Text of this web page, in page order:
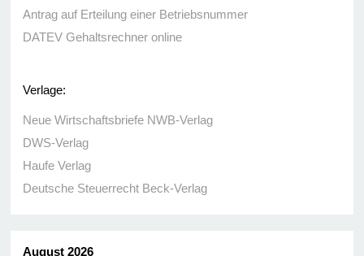
Antrag auf Erteilung einer Betriebsnummer
DATEV Gehaltsrechner online
Verlage:
Neue Wirtschaftsbriefe NWB-Verlag
DWS-Verlag
Haufe Verlag
Deutsche Steuerrecht Beck-Verlag
August 2026